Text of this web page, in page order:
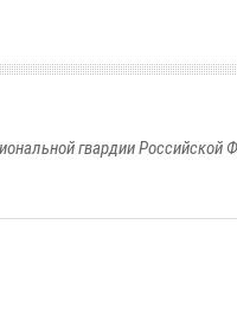
гвардии Российской